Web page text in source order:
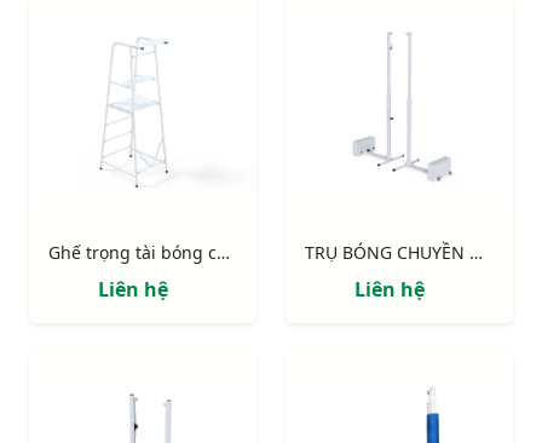
Ghế trọng tài bóng chuyền chân chữ nhật
Liên hệ
TRỤ BÓNG CHUYỀN ĐA NĂNG DI ĐỘNG
Liên hệ